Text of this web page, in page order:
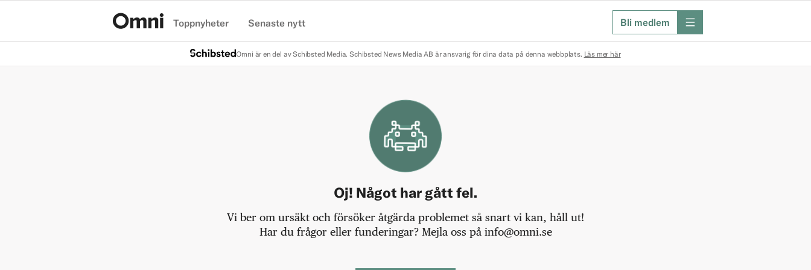
Toppnyheter Senaste nytt Bli medlem meny
Omni är en del av Schibsted Media. Schibsted News Media AB är ansvarig för dina data på denna webbplats. Läs mer här
Oj! Något har gått fel.
Vi ber om ursäkt och försöker åtgärda problemet så snart vi kan, håll ut!
Har du frågor eller funderingar? Mejla oss på info@omni.se